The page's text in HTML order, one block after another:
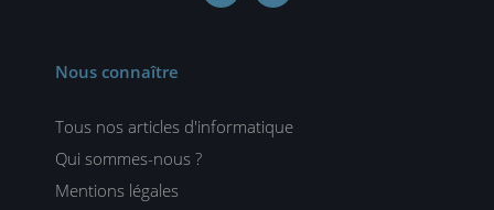
Nous connaître
Tous nos articles d'informatique
Qui sommes-nous ?
Mentions légales